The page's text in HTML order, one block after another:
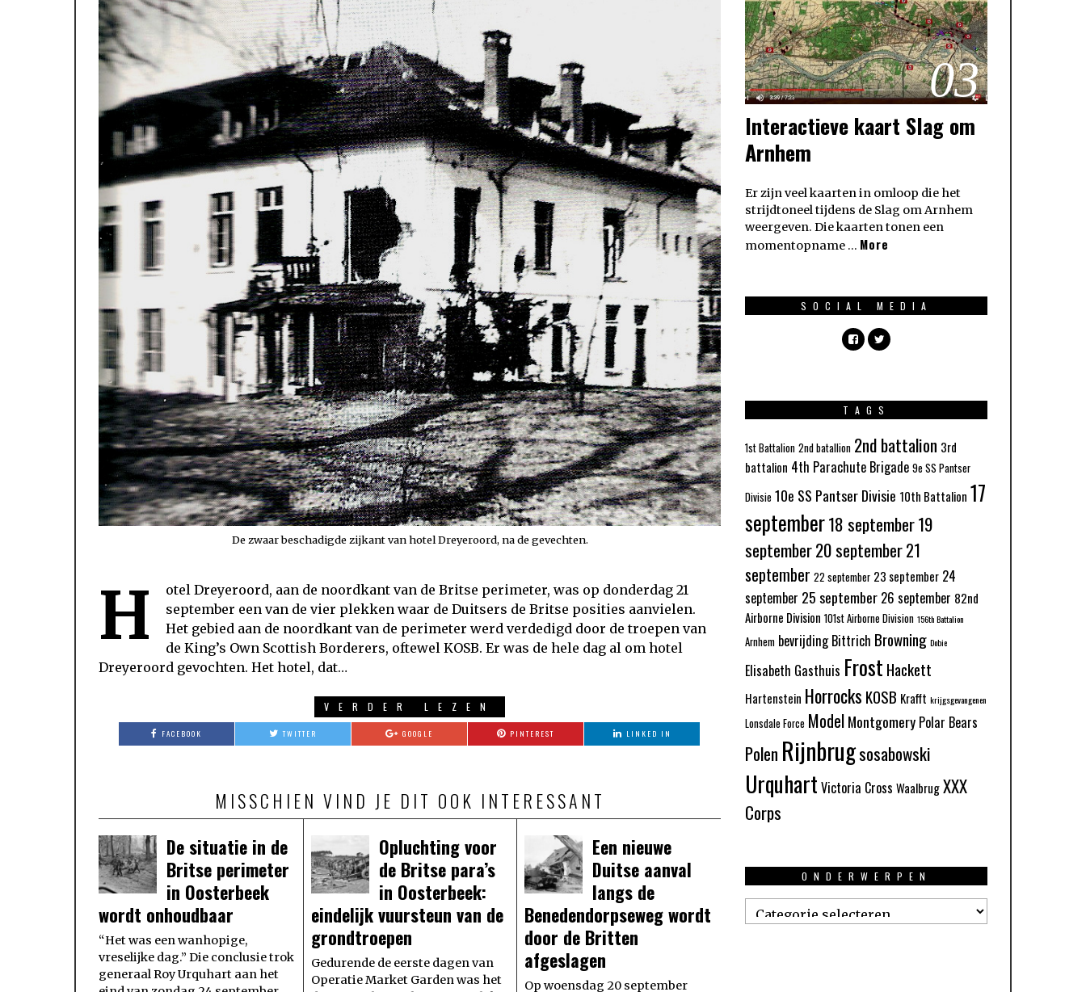
De zwaar beschadigde zijkant van hotel Dreyeroord, na de gevechten.
H
otel Dreyeroord, aan de noordkant van de Britse perimeter, was op donderdag 21
september een van de vier plekken waar de Duitsers de Britse posities aanvielen.
Het gebied aan de noordkant van de perimeter werd verdedigd door de troepen van
de King’s Own Scottish Borderers, oftewel KOSB. Er was de hele dag al om hotel
Dreyeroord gevochten. Het hotel, dat…
VERDER LEZEN
FACEBOOK TWITTER GOOGLE PINTEREST LINKED IN
MISSCHIEN VIND JE DIT OOK INTERESSANT
De situatie in de
Britse perimeter
in Oosterbeek
wordt onhoudbaar
“Het was een wanhopige,
vreselijke dag.” Die conclusie trok
generaal Roy Urquhart aan het
Opluchting voor
de Britse para’s
in Oosterbeek:
eindelijk vuursteun van de
grondtroepen
Gedurende de eerste dagen van
Operatie Market Garden was het
Een nieuwe
Duitse aanval
langs de
Benedendorpseweg wordt
door de Britten
afgeslagen
Op woensdag 20 september
03
Interactieve kaart Slag om
Arnhem
Er zijn veel kaarten in omloop die het
strijdtoneel tijdens de Slag om Arnhem
weergeven. Die kaarten tonen een
momentopname … More
SOCIAL MEDIA
TAGS
1st Battalion 2nd batallion 2nd battalion 3rd
battalion 4th Parachute Brigade 9e SS Pantser
Divisie 10e SS Pantser Divisie 10th Battalion 17
september18 september19
september20 september21
september 22 september 23 september 24
september 25 september 26 september 82nd
Airborne Division 101st Airborne Division 156th Battalion
Arnhem bevrijding Bittrich Browning Dobie
Elisabeth Gasthuis Frost Hackett
Hartenstein Horrocks KOSB Krafft krijgsgevangenen
Lonsdale Force ModelMontgomery Polar Bears
Polen Rijnbrugsosabowski
Urquhart Victoria Cross WaalbrugXXX
Corps
ONDERWERPEN
Onderwerpen